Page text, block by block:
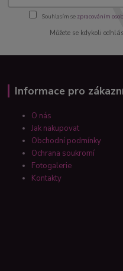
Souhlasím se zpracováním
Můžete se kdykoli
Informace pro
O nás
Jak nakupovat
Obchodní podmínky
Ochrana soukromí
Fotogalerie
Kontakty